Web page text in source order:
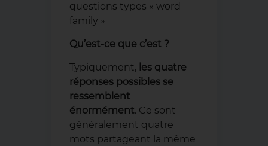
questions types « word
family »
Qu’est-ce que c’est ?
Typiquement, les quatre
réponses possibles se
ressemblent
énormément. Ce sont
généralement quatre
mots partageant la même